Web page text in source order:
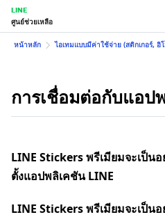
LINE
ศูนย์ช่วยเหลือ
หน้าหลัก ไอเทมแบบมีค่าใช้จ่าย (สติกเกอร์, อิ
การเชื่อมต่อกับแอป
LINE Stickers พรีเมียมจะเป็น
ตั้งแอปพลิเคชัน LINE
LINE Stickers พรีเมียมจะเป็น